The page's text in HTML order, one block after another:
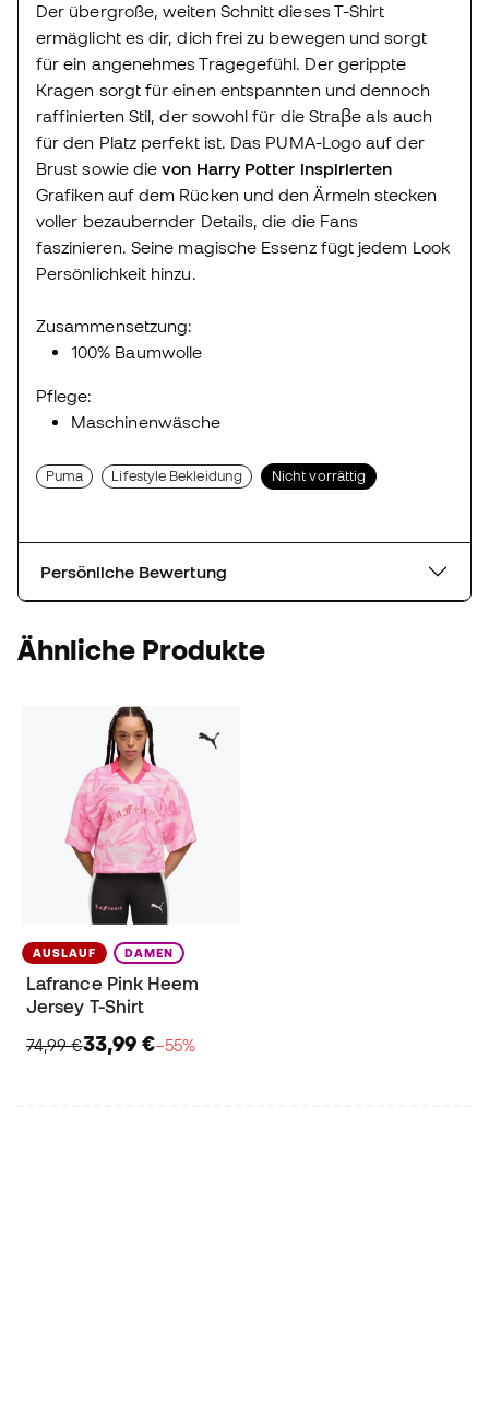
Der übergroße, weiten Schnitt dieses T-Shirt
ermäglicht es dir, dich frei zu bewegen und sorgt
für ein angenehmes Tragegefühl. Der gerippte
Kragen sorgt für einen entspannten und dennoch
raffinierten Stil, der sowohl für die Straβe als auch
für den Platz perfekt ist. Das PUMA-Logo auf der
Brust sowie dievon Harry Potter inspirierten
Grafiken auf dem Rücken und den Ärmeln stecken
voller bezaubernder Details, die die Fans
faszinieren. Seine magische Essenz fügt jedem Look
Persönlichkeit hinzu.
Zusammensetzung:
100% Baumwolle
Pflege:
Maschinenwäsche
Puma Lifestyle Bekleidung Nicht vorrättig
Persönliche Bewertung
Ähnliche Produkte
AUSLAUF DAMEN
Lafrance Pink Heem
Jersey T-Shirt
74,99 €33,99 €−55%